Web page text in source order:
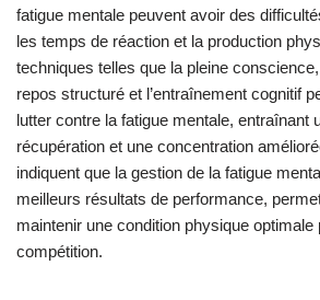
fatigue mentale peuvent avoir des
les temps de réaction et la production
techniques telles que la pleine
repos structuré et l’entraînement cognitif
lutter contre la fatigue mentale, entraînant
récupération et une concentration
indiquent que la gestion de la fatigue
meilleurs résultats de performance,
maintenir une condition physique optimale
compétition.